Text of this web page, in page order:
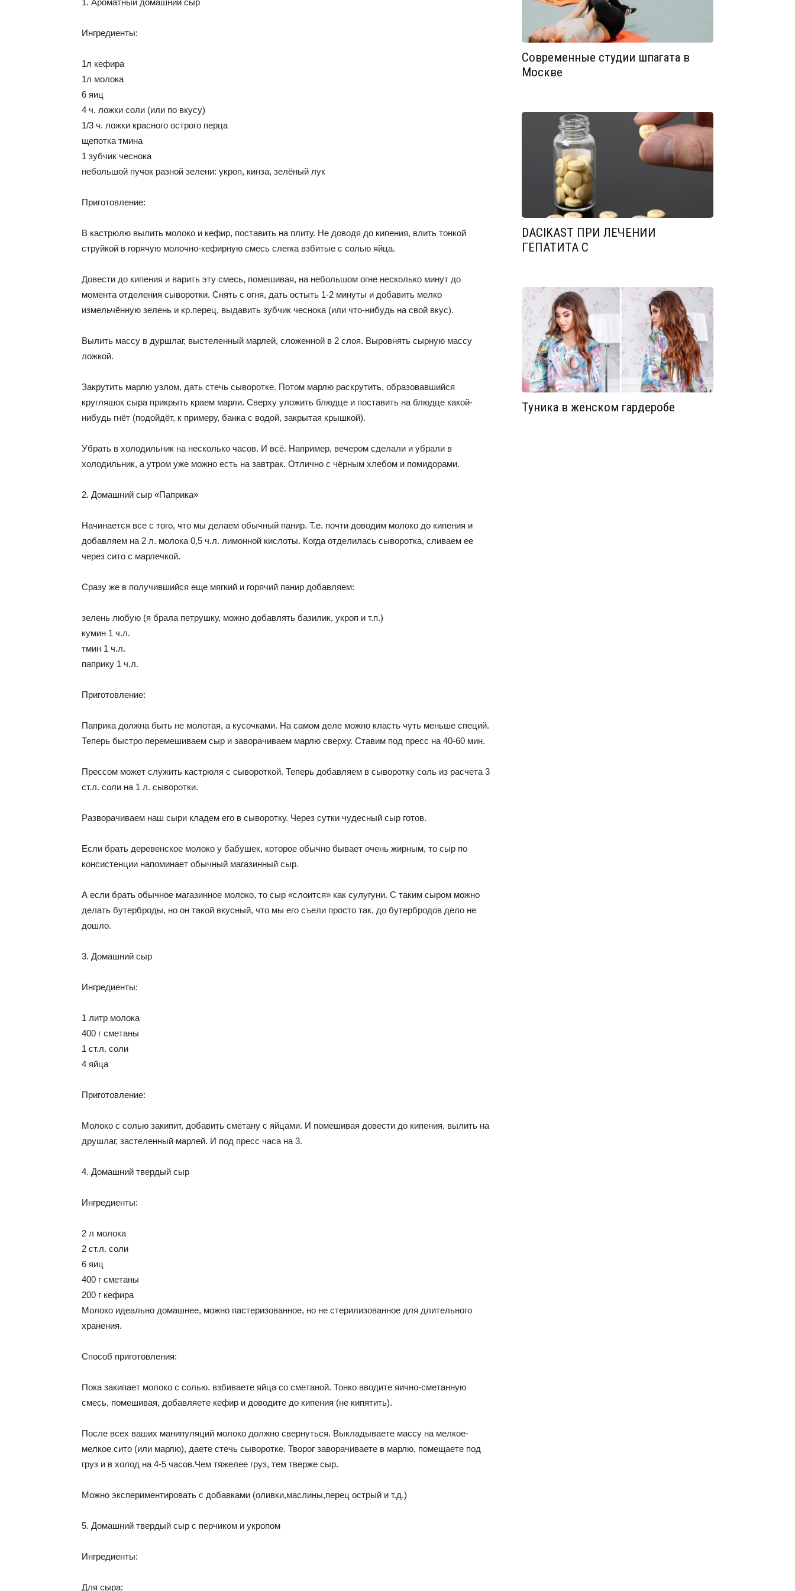
1. Ароматный домашний сыр
Ингредиенты:
1л кефира
1л молока
6 яиц
4 ч. ложки соли (или по вкусу)
1/3 ч. ложки красного острого перца
щепотка тмина
1 зубчик чеснока
небольшой пучок разной зелени: укроп, кинза, зелёный лук
Приготовление:
В кастрюлю вылить молоко и кефир, поставить на плиту. Не доводя до кипения, влить тонкой
струйкой в горячую молочно-кефирную смесь слегка взбитые с солью яйца.
Довести до кипения и варить эту смесь, помешивая, на небольшом огне несколько минут до
момента отделения сыворотки. Снять с огня, дать остыть 1-2 минуты и добавить мелко
измельчённую зелень и кр.перец, выдавить зубчик чеснока (или что-нибудь на свой вкус).
Вылить массу в дуршлаг, выстеленный марлей, сложенной в 2 слоя. Выровнять сырную массу
ложкой.
Закрутить марлю узлом, дать стечь сыворотке. Потом марлю раскрутить, образовавшийся
кругляшок сыра прикрыть краем марли. Сверху уложить блюдце и поставить на блюдце какой-
нибудь гнёт (подойдёт, к примеру, банка с водой, закрытая крышкой).
Убрать в холодильник на несколько часов. И всё. Например, вечером сделали и убрали в
холодильник, а утром уже можно есть на завтрак. Отлично с чёрным хлебом и помидорами.
2. Домашний сыр «Паприка»
Начинается все с того, что мы делаем обычный панир. Т.е. почти доводим молоко до кипения и
добавляем на 2 л. молока 0,5 ч.л. лимонной кислоты. Когда отделилась сыворотка, сливаем ее
через сито с марлечкой.
Сразу же в получившийся еще мягкий и горячий панир добавляем:
зелень любую (я брала петрушку, можно добавлять базилик, укроп и т.п.)
кумин 1 ч.л.
тмин 1 ч.л.
паприку 1 ч.л.
Приготовление:
Паприка должна быть не молотая, а кусочками. На самом деле можно класть чуть меньше специй.
Теперь быстро перемешиваем сыр и заворачиваем марлю сверху. Ставим под пресс на 40-60 мин.
Прессом может служить кастрюля с сывороткой. Теперь добавляем в сыворотку соль из расчета 3
ст.л. соли на 1 л. сыворотки.
Разворачиваем наш сыри кладем его в сыворотку. Через сутки чудесный сыр готов.
Если брать деревенское молоко у бабушек, которое обычно бывает очень жирным, то сыр по
консистенции напоминает обычный магазинный сыр.
А если брать обычное магазинное молоко, то сыр «слоится» как сулугуни. С таким сыром можно
делать бутерброды, но он такой вкусный, что мы его съели просто так, до бутербродов дело не
дошло.
3. Домашний сыр
Ингредиенты:
1 литр молока
400 г сметаны
1 ст.л. соли
4 яйца
Приготовление:
Молоко с солью закипит, добавить сметану с яйцами. И помешивая довести до кипения, вылить на
друшлаг, застеленный марлей. И под пресс часа на 3.
4. Домашний твердый сыр
Ингредиенты:
2 л молока
2 ст.л. соли
6 яиц
400 г сметаны
200 г кефира
Молоко идеально домашнее, можно пастеризованное, но не стерилизованное для длительного
хранения.
Способ приготовления:
Пока закипает молоко с солью. взбиваете яйца со сметаной. Тонко вводите яично-сметанную
смесь, помешивая, добавляете кефир и доводите до кипения (не кипятить).
После всех ваших манипуляций молоко должно свернуться. Выкладываете массу на мелкое-
мелкое сито (или марлю), даете стечь сыворотке. Творог заворачиваете в марлю, помещаете под
груз и в холод на 4-5 часов.Чем тяжелее груз, тем тверже сыр.
Можно экспериментировать с добавками (оливки,маслины,перец острый и т.д.)
5. Домашний твердый сыр с перчиком и укропом
Ингредиенты:
Для сыра:
Современные студии шпагата в
Москве
DACIKAST ПРИ ЛЕЧЕНИИ
ГЕПАТИТА С
Туника в женском гардеробе